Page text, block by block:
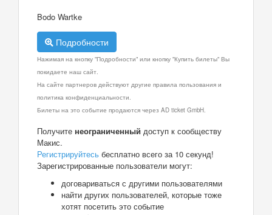
Bodo Wartke
Подробности
Нажимая на кнопку "Подробности" или кнопку "Купить билеты" Вы
покидаете наш сайт.
На сайте партнеров действуют другие правила пользования и
политика конфиденциальности.
Билеты на это событие продаются через AD ticket GmbH.
Получите неограниченный доступ к сообществу
Макис.
Регистрируйтесь бесплатно всего за 10 секунд!
Зарегистрированные пользователи могут:
договариваться с другими пользователями
найти других пользователей, которые тоже
хотят посетить это событие